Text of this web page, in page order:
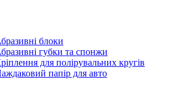
блоки
губки та спонжи
для полірувальних кругів
папір для авто